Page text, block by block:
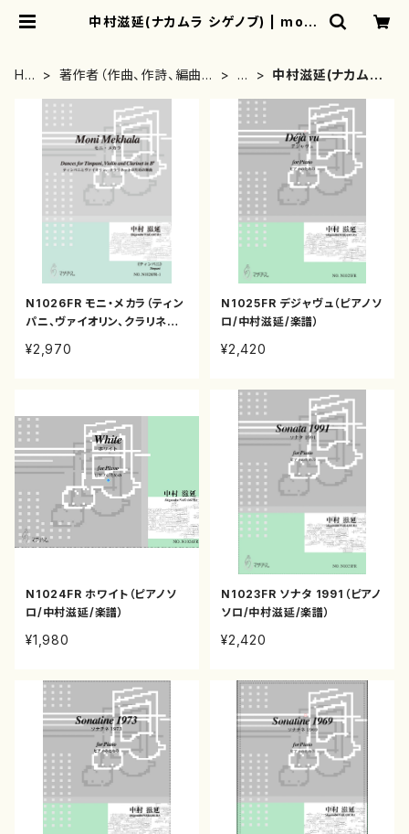
中村滋延(ナカムラ シゲノブ) | moth
HO
著作者（作曲、作詩、編曲、
な
中村滋延(ナカムラ
N1026FR モニ・メカラ（ティン
パニ、ヴァイオリン、クラリネッ
¥2,970
N1025FR デジャヴュ（ピアノソ
ロ/中村滋延/楽譜）
¥2,420
N1024FR ホワイト（ピアノソ
ロ/中村滋延/楽譜）
¥1,980
N1023FR ソナタ 1991（ピアノ
ソロ/中村滋延/楽譜）
¥2,420